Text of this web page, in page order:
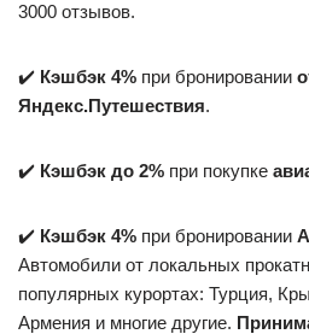
3000 отзывов.
✔️ Кэшбэк 4% при бронировании
Яндекс.Путешествия.
✔️ Кэшбэк до 2% при покупке
✔️ Кэшбэк 4% при бронировании
Автомобили от локальных
популярных курортах: Турция,
Армения и многие другие.